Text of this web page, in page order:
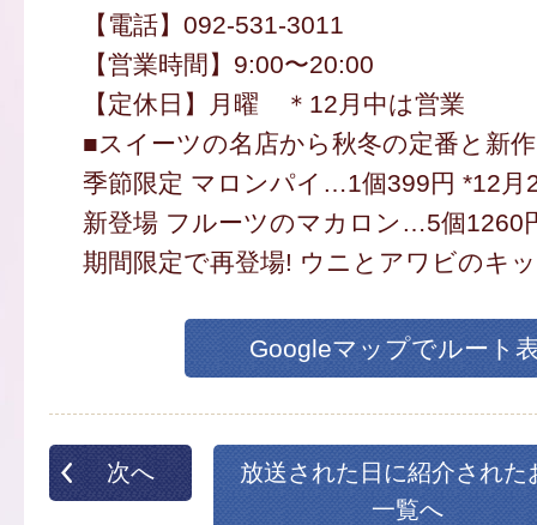
【電話】092-531-3011
【営業時間】9:00〜20:00
【定休日】月曜 ＊12月中は営業
■スイーツの名店から秋冬の定番と新
季節限定 マロンパイ…1個399円 *12月
新登場 フルーツのマカロン…5個1260
期間限定で再登場! ウニとアワビのキ
Googleマップでルート
次へ
放送された日に紹介された
一覧へ